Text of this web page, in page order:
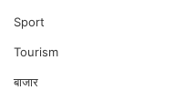
Sport
Tourism
बाजार